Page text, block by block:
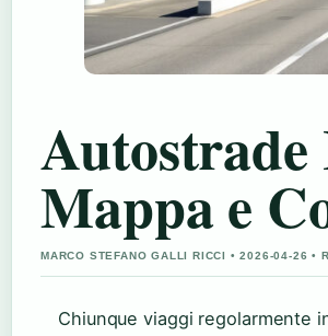
Mappa e
MARCO STEFANO GALLI RICCI • 2026-04-26 •
Chiunque viaggi regolarmente